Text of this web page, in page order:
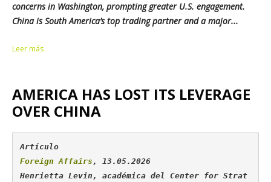
concerns in Washington, prompting greater U.S. engagement.
China is South America’s top trading partner and a major...
Leer más
AMERICA HAS LOST ITS LEVERAGE
OVER CHINA
Artículo
Foreign Affairs , 13.05.2026
Henrietta Levin, académica del Center for Strat